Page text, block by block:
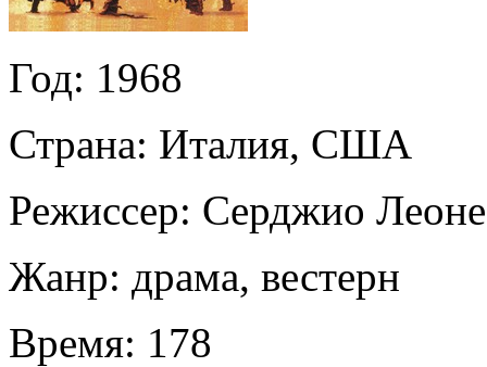
Год: 1968
Страна: Италия, США
Режиссер: Серджио Леоне
Жанр: драма, вестерн
Время: 178